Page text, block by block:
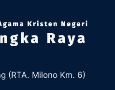
(RTA. Milono Km. 6)